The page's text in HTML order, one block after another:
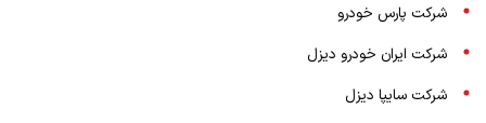
شرکت پارس خودرو
شرکت ایران خودرو دیزل
شرکت سایپا دیزل